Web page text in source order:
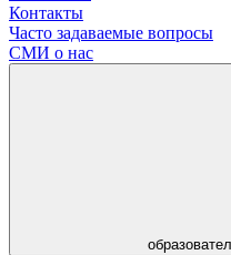
Контакты
Часто задаваемые вопросы
СМИ о нас